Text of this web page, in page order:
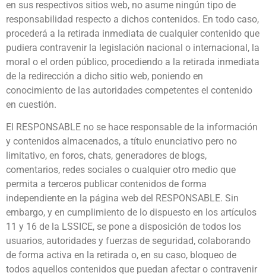
en sus respectivos sitios web, no asume ningún tipo de
responsabilidad respecto a dichos contenidos. En todo caso,
procederá a la retirada inmediata de cualquier contenido que
pudiera contravenir la legislación nacional o internacional, la
moral o el orden público, procediendo a la retirada inmediata
de la redirección a dicho sitio web, poniendo en
conocimiento de las autoridades competentes el contenido
en cuestión.
El RESPONSABLE no se hace responsable de la información
y contenidos almacenados, a título enunciativo pero no
limitativo, en foros, chats, generadores de blogs,
comentarios, redes sociales o cualquier otro medio que
permita a terceros publicar contenidos de forma
independiente en la página web del RESPONSABLE. Sin
embargo, y en cumplimiento de lo dispuesto en los artículos
11 y 16 de la LSSICE, se pone a disposición de todos los
usuarios, autoridades y fuerzas de seguridad, colaborando
de forma activa en la retirada o, en su caso, bloqueo de
todos aquellos contenidos que puedan afectar o contravenir